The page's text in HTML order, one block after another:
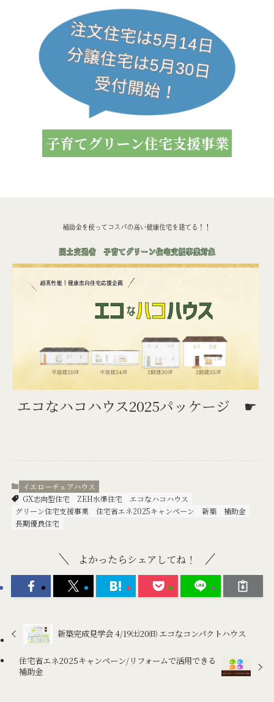
子育てグリーン住宅支援事業
エコなハコハウス2025パッケージ ☛
イエローチェアハウス
GX志向型住宅
ZEH水準住宅
エコなハコハウス
グリーン住宅支援事業
住宅省エネ2025キャンペーン 新築
補助金
長期優良住宅
よかったらシェアしてね！
新築完成見学会 4/19㈯20㈰ エコなコンパクトハウス
住宅省エネ2025キャンペーン/リフォームで活用できる
補助金